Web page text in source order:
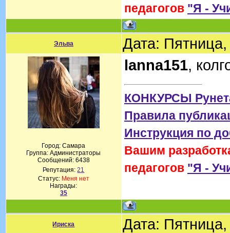
педагогов "Я -
Эльва Дата:
Город: Самара
Группа: Администраторы
Сообщений: 6438
Репутация:21
Статус: Меня нет
Награды:
35
lanna151,
КОНКУРСЫ
Правила
Инструкция по
Вашим
педагогов "Я -
Ириска Дата: